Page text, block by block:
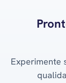
Experimente